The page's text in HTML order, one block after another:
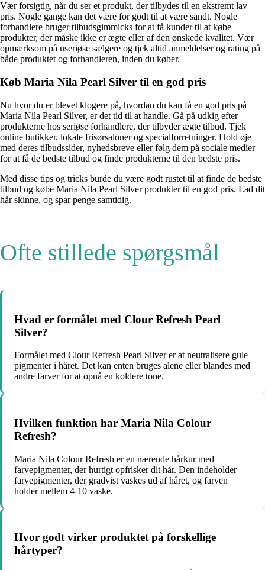
Vær forsigtig, når du ser et produkt, der tilbydes til en ekstremt lav
pris. Nogle gange kan det være for godt til at være sandt. Nogle
forhandlere bruger tilbudsgimmicks for at få kunder til at købe
produkter, der måske ikke er ægte eller af den ønskede kvalitet. Vær
opmærksom på useriøse sælgere og tjek altid anmeldelser og rating på
både produktet og forhandleren, inden du køber.
Køb Maria Nila Pearl Silver til en god pris
Nu hvor du er blevet klogere på, hvordan du kan få en god pris på
Maria Nila Pearl Silver, er det tid til at handle. Gå på udkig efter
produkterne hos seriøse forhandlere, der tilbyder ægte tilbud. Tjek
online butikker, lokale frisørsaloner og specialforretninger. Hold øje
med deres tilbudssider, nyhedsbreve eller følg dem på sociale medier
for at få de bedste tilbud og finde produkterne til den bedste pris.
Med disse tips og tricks burde du være godt rustet til at finde de bedste
tilbud og købe Maria Nila Pearl Silver produkter til en god pris. Lad dit
hår skinne, og spar penge samtidig.
Ofte stillede spørgsmål
Hvad er formålet med Clour Refresh Pearl
Silver?
Formålet med Clour Refresh Pearl Silver er at neutralisere gule
pigmenter i håret. Det kan enten bruges alene eller blandes med
andre farver for at opnå en koldere tone.
Hvilken funktion har Maria Nila Colour
Refresh?
Maria Nila Colour Refresh er en nærende hårkur med
farvepigmenter, der hurtigt opfrisker dit hår. Den indeholder
farvepigmenter, der gradvist vaskes ud af håret, og farven
holder mellem 4-10 vaske.
Hvor godt virker produktet på forskellige
hårtyper?